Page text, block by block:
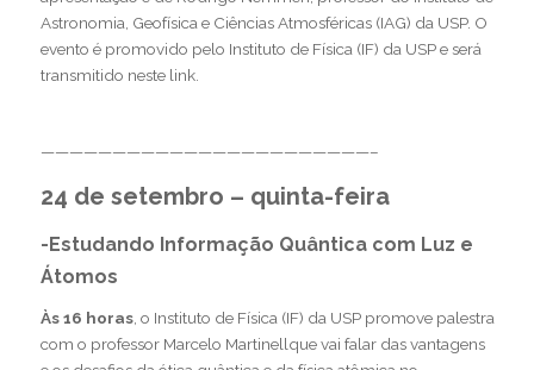
Astronomia, Geofísica e Ciências Atmosféricas (IAG) da USP. O
evento é promovido pelo Instituto de Física (IF) da USP e será
transmitido neste link.
———————————————————————–
24 de setembro – quinta-feira
-Estudando Informação Quântica com Luz e
Átomos
Às 16 horas, o Instituto de Física (IF) da USP promove palestra
com o professor Marcelo Martinellque vai falar das vantagens